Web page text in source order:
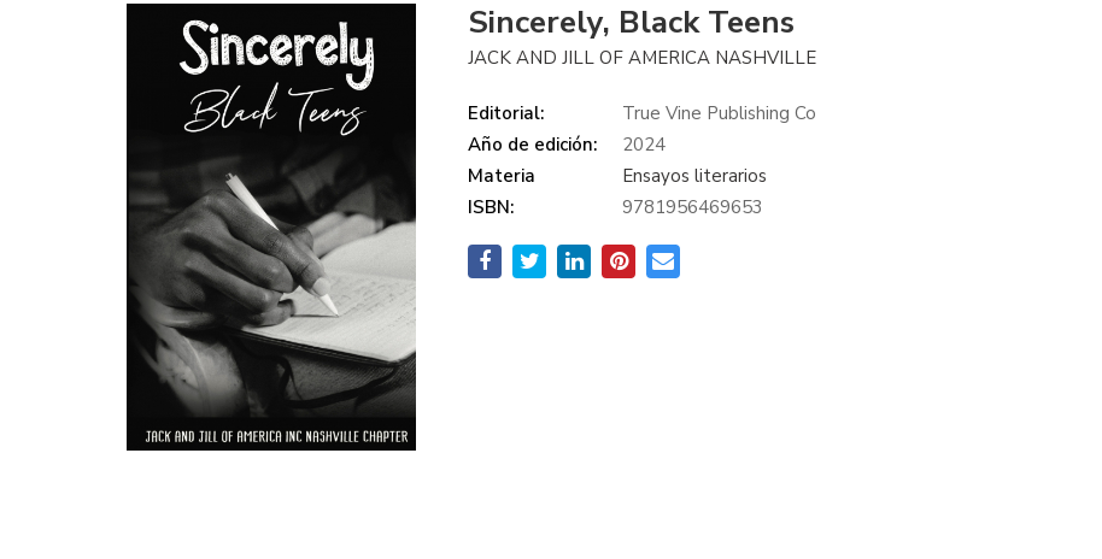
Sincerely, Black Teens
JACK AND JILL OF AMERICA NASHVILLE
Editorial:
True Vine Publishing Co
Año de edición:
2024
Materia
Ensayos literarios
ISBN:
9781956469653